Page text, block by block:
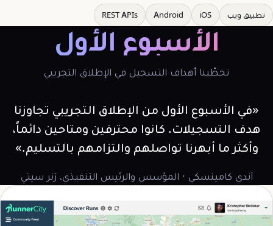
تطبيق ويب iOS
Android
REST APIs
الأسبوع الأول
تخطّينا أهداف التسجيل في الإطلاق التجريبي
«في الأسبوع الأول من الإطلاق التجريبي تجاوزنا
هدف التسجيلات. كانوا محترفين ومتاحين دائماً،
وأكثر ما أبهرنا تواصلهم والتزامهم بالتسليم.»
آندي كامينسكي · المؤسس والرئيس التنفيذي، رَنر سيتي